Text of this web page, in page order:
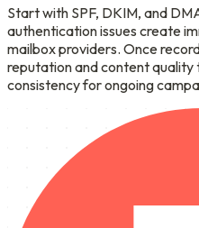
Start with SPF, DKIM, and
authentication issues create
mailbox providers. Once
reputation and content
consistency for ongoing